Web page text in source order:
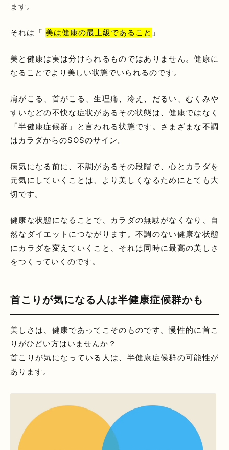
ます。
それは「 美は健康の最上級であること 」
美と健康は実は分けられるものではありません。健康に
なることでより美しい状態でいられるのです。
肩がこる、首がこる、生理痛、冷え、だるい、むくみや
すいなどの不快な症状があるその状態は、健康ではなく
「半健康症候群」と言われる状態です。さまざまな不調
はカラダからのSOSのサイン。
病気になる前に、不調があるその段階で、心とカラダを
元気にしていくことは、より美しくなるためにとても大
切です。
健康な状態になることで、カラダの無駄がなくなり、自
然なダイエットにつながります。不調のない健康な状態
にカラダを変えていくこと、それは同時に最高の美しさ
をつくっていくのです。
首こりが気になる人は半健康症候群かも
美しさは、健康であってこそのものです。慢性的に首こ
りがひどい方はいませんか？
首こりが気になっている人は、半健康症候群の可能性が
あります。